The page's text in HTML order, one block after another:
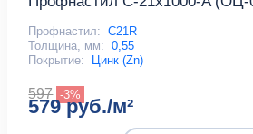
Профнастил: С21R
Толщина, мм: 0,55
Покрытие:
Цинк (Zn)
597 -3%
579 руб./м²